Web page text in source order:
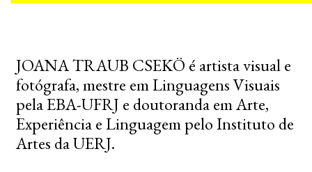
JOANA TRAUB CSEKÖ é artista visual e
fotógrafa, mestre em Linguagens Visuais
pela EBA-UFRJ e doutoranda em Arte,
Experiência e Linguagem pelo Instituto de
Artes da UERJ.